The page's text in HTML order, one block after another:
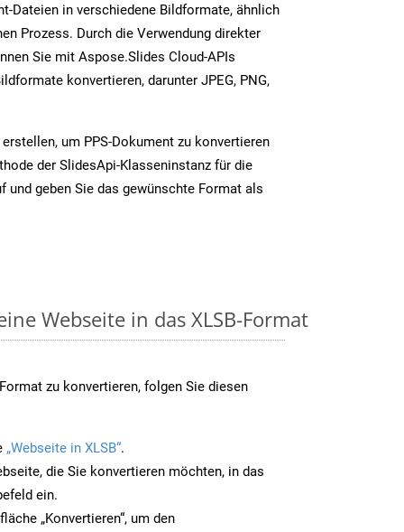
Dateien in verschiedene Bildformate, ähnlich
Prozess. Durch die Verwendung direkter
Sie mit Aspose.Slides Cloud-APIs
konvertieren, darunter JPEG, PNG,
um PPS-Dokument zu konvertieren
der SlidesApi-Klasseninstanz für die
und geben Sie das gewünschte Format als
Webseite in das XLSB-Format
zu konvertieren, folgen Sie diesen
„Webseite in XLSB“.
die Sie konvertieren möchten, in das
ein.
„Konvertieren“, um den